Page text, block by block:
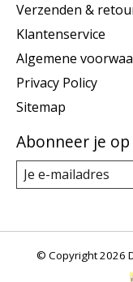
Verzenden &
Klantenservice
Algemene
Privacy Policy
Sitemap
Abonneer je
© Copyright 2026